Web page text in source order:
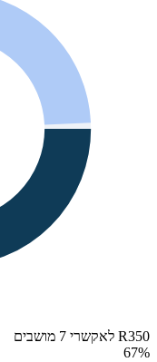
R350 לאקשרי 7 מושבים
67%